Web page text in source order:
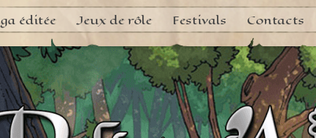
éditée Jeux de rôle Festivals Contacts